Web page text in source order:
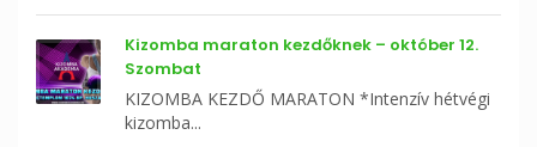
Kizomba maraton kezdőknek – október 12.
Szombat
KIZOMBA KEZDŐ MARATON *Intenzív hétvégi
kizomba...